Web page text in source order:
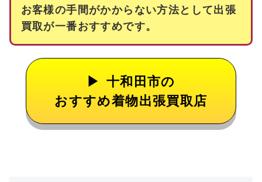
お客様の手間がかからない方法として出張
買取が一番おすすめです。
十和田市の
おすすめ着物出張買取店